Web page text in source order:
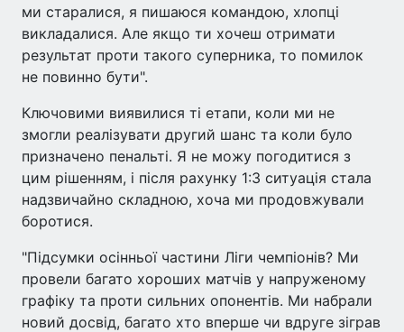
ми старалися, я пишаюся командою, хлопці
викладалися. Але якщо ти хочеш отримати
результат проти такого суперника, то помилок
не повинно бути".
Ключовими виявилися ті етапи, коли ми не
змогли реалізувати другий шанс та коли було
призначено пенальті. Я не можу погодитися з
цим рішенням, і після рахунку 1:3 ситуація стала
надзвичайно складною, хоча ми продовжували
боротися.
"Підсумки осінньої частини Ліги чемпіонів? Ми
провели багато хороших матчів у напруженому
графіку та проти сильних опонентів. Ми набрали
новий досвід, багато хто вперше чи вдруге зіграв